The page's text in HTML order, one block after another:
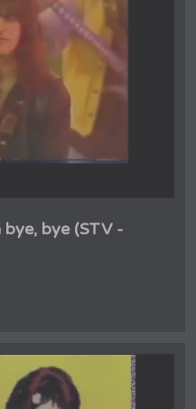
bye, bye (STV -